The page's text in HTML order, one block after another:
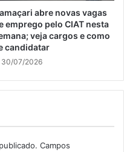
abre novas vagas
emprego pelo CIAT nesta
veja cargos e como
candidatar
30/07/2026
Campos